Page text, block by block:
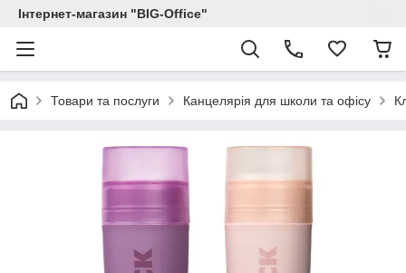
Інтернет-магазин "BIG-Office"
Товари та послуги Канцелярія для школи та офісу